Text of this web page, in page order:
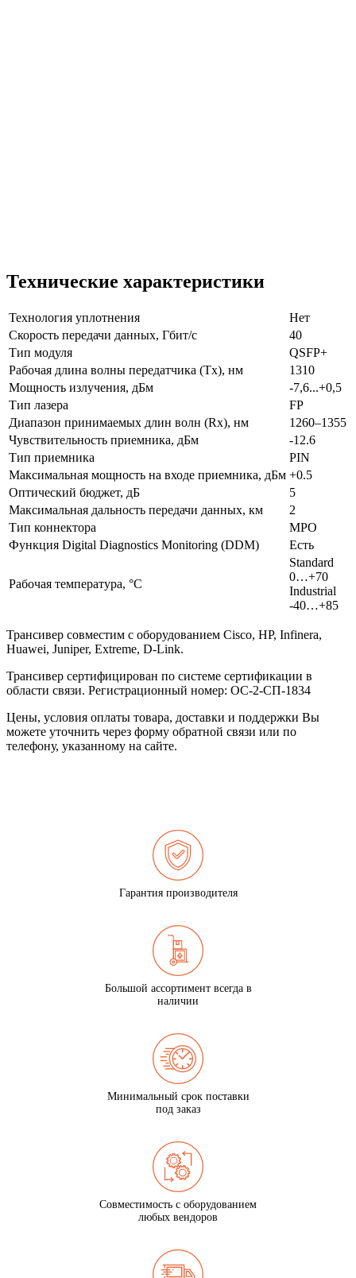
Технические характеристики
Технология уплотнения
Нет
Скорость передачи данных, Гбит/с
40
Тип модуля
QSFP+
Рабочая длина волны передатчика (Tx), нм
1310
Мощность излучения, дБм
-7,6...+0,5
Тип лазера
FP
Диапазон принимаемых длин волн (Rx), нм
1260–1355
Чувствительность приемника, дБм
-12.6
Тип приемника
PIN
Максимальная мощность на входе приемника, дБм +0.5
Оптический бюджет, дБ
5
Максимальная дальность передачи данных, км
2
Тип коннектора
MPO
Функция Digital Diagnostics Monitoring (DDM)
Есть
Рабочая температура, °C
Standard
0…+70
Industrial
-40…+85
Трансивер совместим с оборудованием Cisco, HP, Infinera,
Huawei, Juniper, Extreme, D-Link.
Трансивер сертифицирован по системе сертификации в
области связи. Регистрационный номер: ОС-2-СП-1834
Цены, условия оплаты товара, доставки и поддержки Вы
можете уточнить через форму обратной связи или по
телефону, указанному на сайте.
Гарантия производителя
Большой ассортимент всегда в
наличии
Минимальный срок поставки
под заказ
Совместимость с оборудованием
любых вендоров